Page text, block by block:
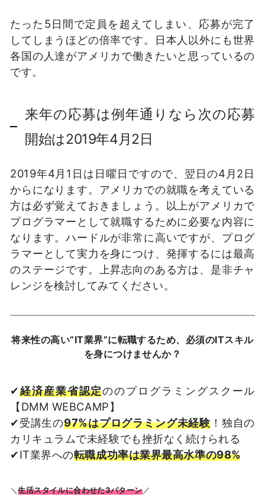
たった5日間で定員を超えてしまい、応募が完了
してしまうほどの倍率です。日本人以外にも世界
各国の人達がアメリカで働きたいと思っているの
です。
来年の応募は例年通りなら次の応募
開始は2019年4月2日
2019年4月1日は日曜日ですので、翌日の4月2日
からになります。アメリカでの就職を考えている
方は必ず覚えておきましょう。以上がアメリカで
プログラマーとして就職するために必要な内容に
なります。ハードルが非常に高いですが、プログ
ラマーとして実力を身につけ、発揮するには最高
のステージです。上昇志向のある方は、是非チャ
レンジを検討してみてください。
将来性の高い”IT業界”に転職するため、必須のITスキル
を身につけませんか？
✔︎経済産業省認定ののプログラミングスクール
【DMM WEBCAMP】
✔︎受講生の97%はプログラミング未経験！独自の
カリキュラムで未経験でも挫折なく続けられる
✔︎IT業界への転職成功率は業界最高水準の98%
＼生活スタイルに合わせた3パターン／